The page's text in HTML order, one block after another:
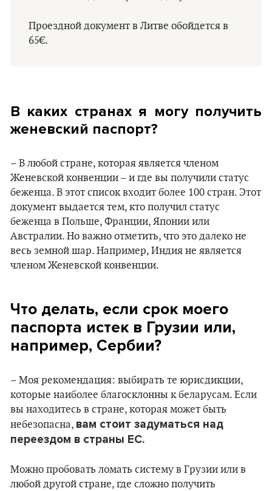
Проездной документ в Литве обойдется в
65€.
В каких странах я могу получить
женевский паспорт?
– В любой стране, которая является членом
Женевской конвенции – и где вы получили статус
беженца. В этот список входит более 100 стран. Этот
документ выдается тем, кто получил статус
беженца в Польше, Франции, Японии или
Австралии. Но важно отметить, что это далеко не
весь земной шар. Например, Индия не является
членом Женевской конвенции.
Что делать, если срок моего
паспорта истек в Грузии или,
например, Сербии?
– Моя рекомендация: выбирать те юрисдикции,
которые наиболее благосклонны к беларусам. Если
вы находитесь в стране, которая может быть
небезопасна, вам стоит задуматься над
переездом в страны ЕС.
Можно пробовать ломать систему в Грузии или в
любой другой стране, где сложно получить